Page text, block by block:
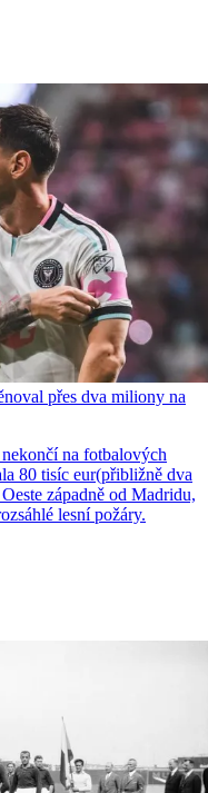
přes dva miliony na
na fotbalových
80 tisíc eur(přibližně dva
západně od Madridu,
lesní požáry.